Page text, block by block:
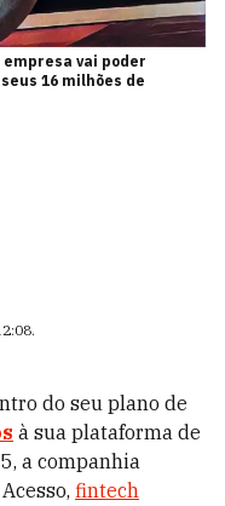
vai poder
16 milhões de
.
do seu plano de
à sua plataforma de
a companhia
fintech